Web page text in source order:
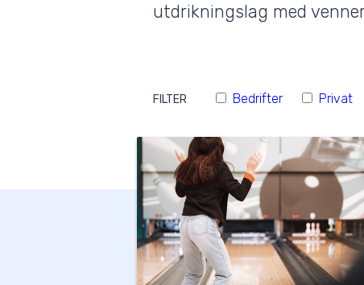
utdrikningslag med
FILTER Bedrifter Privat